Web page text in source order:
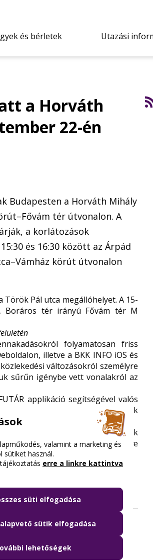
és bérletek Utazási
a Horváth
22-én
Budapesten a Horváth Mihály
tér útvonalon. A
a korlátozások
és 16:30 között az Árpád
körút útvonalon
Török Pál utca megállóhelyet. A 15-
Boráros tér irányú Fővám tér M
folyamatosan friss
illetve a BKK INFO iOS és
változásokról személyre
sűrűn igénybe vett vonalakról az
applikáció segítségével valós
járatok valós helyzetének
el: a fővárosban közlekedők
kell számítaniuk; az előre
a fenti címen.
valamint a marketing és
sütiket használ.
erre a linkre kattintva
süti elfogadása
alapvető sütik elfogadása
lehetőségek